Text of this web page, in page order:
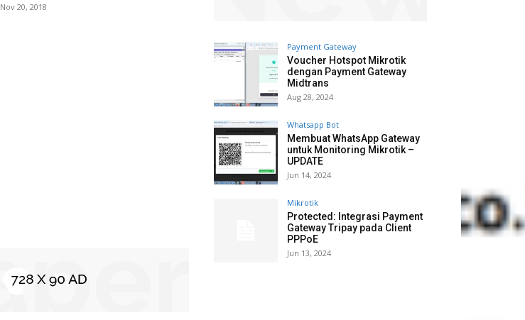
Nov 20, 2018
Payment Gateway
Voucher Hotspot Mikrotik
dengan Payment Gateway
Midtrans
Aug 28, 2024
Whatsapp Bot
Membuat WhatsApp Gateway
untuk Monitoring Mikrotik –
UPDATE
Jun 14, 2024
Mikrotik
Protected: Integrasi Payment
Gateway Tripay pada Client
PPPoE
Jun 13, 2024